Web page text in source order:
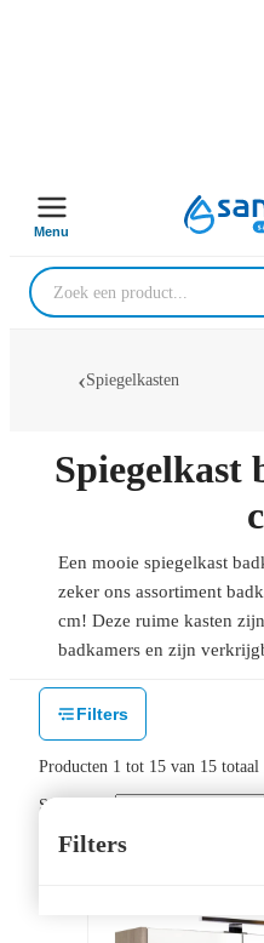
Menu
Spiegelkasten
Spiegelkast
Een mooie spiegelkast
zeker ons assortiment
cm! Deze ruime kasten
badkamers en zijn
gemakkelijk, dat is een
Filters
Filters
Producten 1 tot 15 van 15 totaal
Sorteer op: